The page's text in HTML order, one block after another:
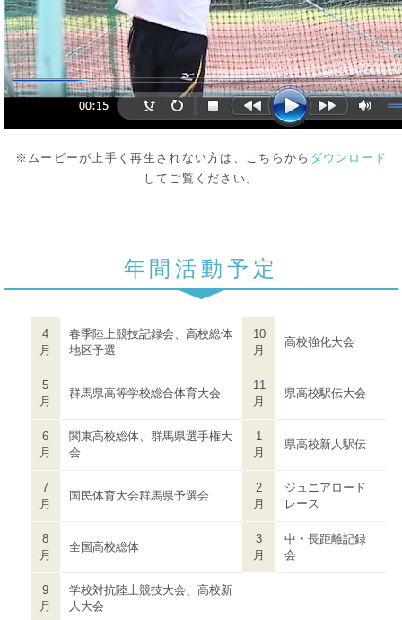
※ムービーが上手く再生されない方は、こちらから ダウンロード
してご覧ください。
年間活動予定
4
月
春季陸上競技記録会、高校総体
地区予選
10
月
高校強化大会
5
月
群馬県高等学校総合体育大会
11
月
県高校駅伝大会
6
月
関東高校総体、群馬県選手権大
会
1
月
県高校新人駅伝
7
月
国民体育大会群馬県予選会
2
月
ジュニアロード
レース
8
月
全国高校総体
3
月
中・長距離記録
会
9
月
学校対抗陸上競技大会、高校新
人大会